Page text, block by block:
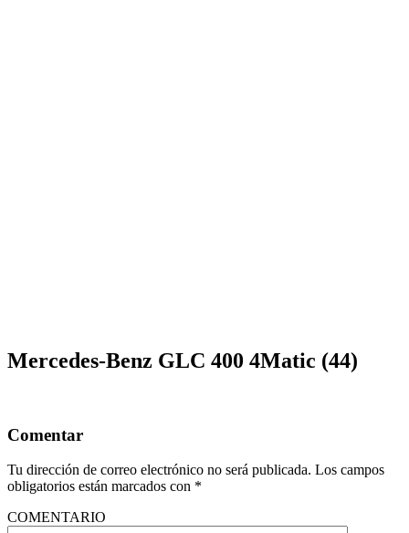
Mercedes-Benz GLC 400 4Matic (44)
Comentar
Tu dirección de correo electrónico no será publicada. Los campos
obligatorios están marcados con *
COMENTARIO